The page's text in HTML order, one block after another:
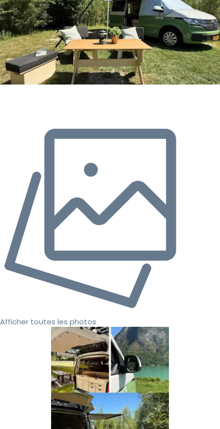
Afficher toutes les photos